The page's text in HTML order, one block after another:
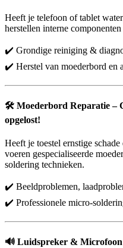
Heeft je telefoon of tablet
herstellen interne
✔️ Grondige reiniging &
✔️ Herstel van moederbord en
🛠️ Moederbord Reparatie –
opgelost!
Heeft je toestel ernstige
voeren gespecialiseerde
soldering technieken.
✔️ Beeldproblemen,
✔️ Professionele micro-
🔊 Luidspreker &